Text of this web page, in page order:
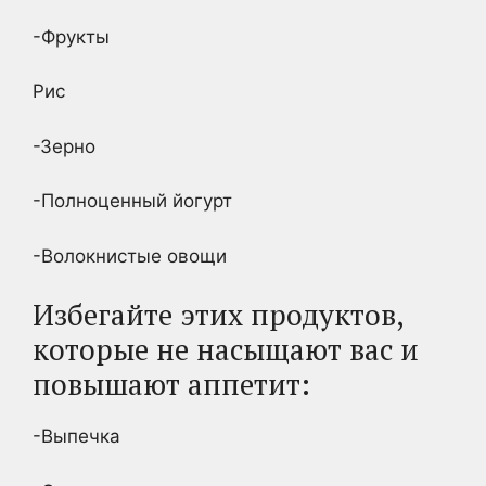
-Фрукты
Рис
-Зерно
-Полноценный йогурт
-Волокнистые овощи
Избегайте этих продуктов,
которые не насыщают вас и
повышают аппетит:
-Выпечка